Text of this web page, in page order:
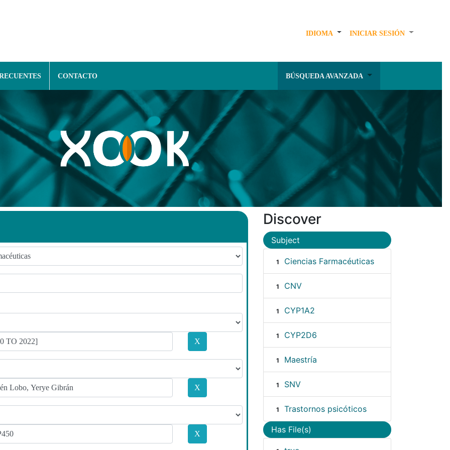
IDIOMA INICIAR SESIÓN
CONTACTO BÚSQUEDA AVANZADA
Discover
Subject
1 Ciencias Farmacéuticas
1 CNV
1 CYP1A2
1 CYP2D6
1 Maestría
1 SNV
1 Trastornos psicóticos
Has File(s)